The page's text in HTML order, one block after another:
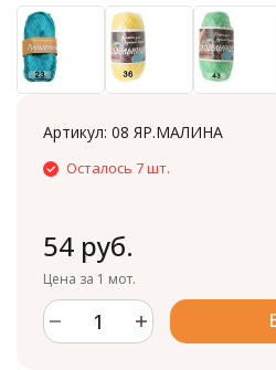
Артикул: 08 ЯР.МАЛИНА
Осталось 7 шт.
54 руб.
Цена за 1 мот.